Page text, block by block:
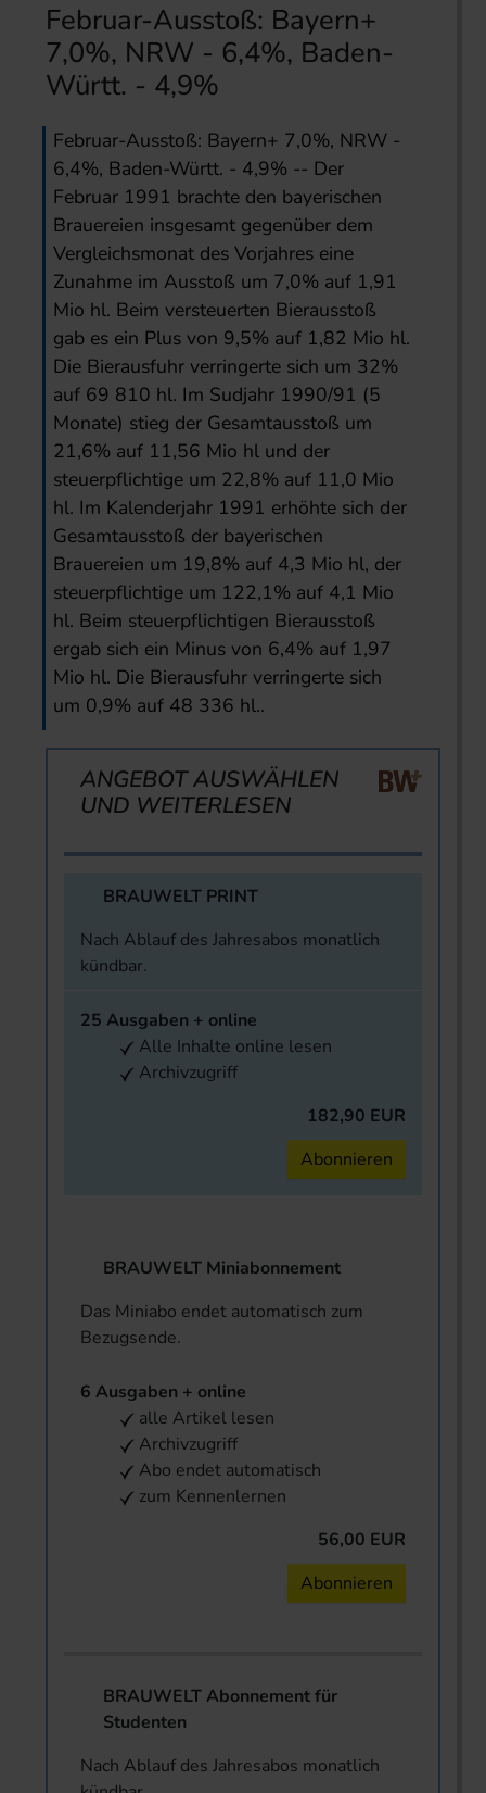
Februar-Ausstoß: Bayern+
7,0%, NRW - 6,4%, Baden-
Württ. - 4,9%
Februar-Ausstoß: Bayern+ 7,0%, NRW -
6,4%, Baden-Württ. - 4,9% -- Der
Februar 1991 brachte den bayerischen
Brauereien insgesamt gegenüber dem
Vergleichsmonat des Vorjahres eine
Zunahme im Ausstoß um 7,0% auf 1,91
Mio hl. Beim versteuerten Bierausstoß
gab es ein Plus von 9,5% auf 1,82 Mio hl.
Die Bierausfuhr verringerte sich um 32%
auf 69 810 hl. Im Sudjahr 1990/91 (5
Monate) stieg der Gesamtausstoß um
21,6% auf 11,56 Mio hl und der
steuerpflichtige um 22,8% auf 11,0 Mio
hl. Im Kalenderjahr 1991 erhöhte sich der
Gesamtausstoß der bayerischen
Brauereien um 19,8% auf 4,3 Mio hl, der
steuerpflichtige um 122,1% auf 4,1 Mio
hl. Beim steuerpflichtigen Bierausstoß
ergab sich ein Minus von 6,4% auf 1,97
Mio hl. Die Bierausfuhr verringerte sich
um 0,9% auf 48 336 hl..
ANGEBOT AUSWÄHLEN
UND WEITERLESEN
BRAUWELT PRINT
Nach Ablauf des Jahresabos monatlich
kündbar.
25 Ausgaben + online
Alle Inhalte online lesen
Archivzugriff
182,90 EUR
Abonnieren
BRAUWELT Miniabonnement
Das Miniabo endet automatisch zum
Bezugsende.
6 Ausgaben + online
alle Artikel lesen
Archivzugriff
Abo endet automatisch
zum Kennenlernen
56,00 EUR
Abonnieren
BRAUWELT Abonnement für
Studenten
Nach Ablauf des Jahresabos monatlich